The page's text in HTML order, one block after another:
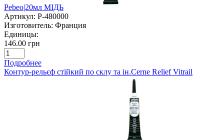
Pebeo|20мл МІДЬ
Артикул: P-480000
Изготовитель: Франция
Единицы:
146.00 грн
Подробнее
Контур-рельєф стійкий по склу та ін.Cerne Relief Vitrail